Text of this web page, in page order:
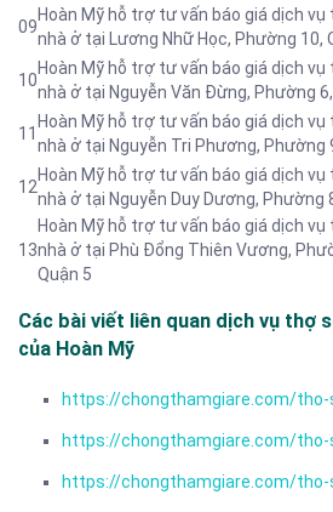
09
Hoàn Mỹ hỗ trợ tư vấn báo giá dịch
nhà ở tại Lương Nhữ Học, Phường 10,
10
Hoàn Mỹ hỗ trợ tư vấn báo giá dịch
nhà ở tại Nguyễn Văn Đừng, Phường
11
Hoàn Mỹ hỗ trợ tư vấn báo giá dịch
nhà ở tại Nguyễn Tri Phương, Phường
12
Hoàn Mỹ hỗ trợ tư vấn báo giá dịch
nhà ở tại Nguyễn Duy Dương, Phường
13
Hoàn Mỹ hỗ trợ tư vấn báo giá dịch
nhà ở tại Phù Đổng Thiên Vương,
Quận 5
Các bài viết liên quan dịch vụ thợ
của Hoàn Mỹ
https://chongthamgiare.com/
https://chongthamgiare.com/
https://chongthamgiare.com/